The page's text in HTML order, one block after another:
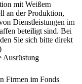
mit Weißem
an der Produktion,
Dienstleistungen im
beteiligt sind. Bei
Sie sich bitte direkt
Ausrüstung
Firmen im Fonds